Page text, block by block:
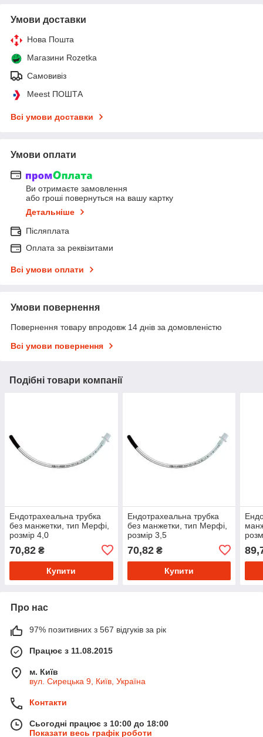
Умови доставки
Нова Пошта
Магазини Rozetka
Самовивіз
Meest ПОШТА
Всі умови доставки
Умови оплати
Ви отримаєте замовлення
або гроші повернуться на вашу картку
Детальніше
Післяплата
Оплата за реквізитами
Всі умови оплати
Умови повернення
Повернення товару впродовж 14 днів за домовленістю
Всі умови повернення
Подібні товари компанії
Ендотрахеальна трубка
без манжетки, тип Мерфі,
розмір 4,0
70,82 ₴
Купити
Ендотрахеальна трубка
без манжетки, тип Мерфі,
розмір 3,5
70,82₴
Купити
Про нас
97% позитивних з 567 відгуків за рік
Працює з 11.08.2015
м. Київ
вул. Сирецька 9, Київ, Україна
Контакти
Сьогодні працює з 10:00 до 18:00
Показати весь графік роботи